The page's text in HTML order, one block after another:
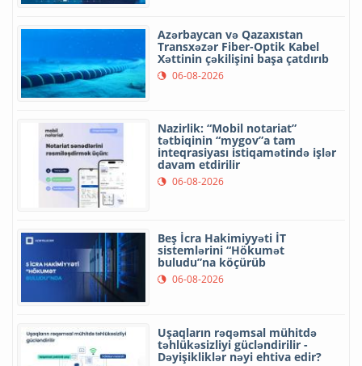
Azərbaycan və Qazaxıstan
Transxəzər Fiber-Optik Kabel
Xəttinin çəkilişini başa çatdırıb
06-08-2026
Nazirlik: “Mobil notariat”
tətbiqinin “mygov”a tam
inteqrasiyası istiqamətində işlər
davam etdirilir
06-08-2026
Beş İcra Hakimiyyəti İT
sistemlərini “Hökumət
buludu”na köçürüb
06-08-2026
Uşaqların rəqəmsal mühitdə
təhlükəsizliyi gücləndirilir -
Dəyişikliklər nəyi ehtiva edir?